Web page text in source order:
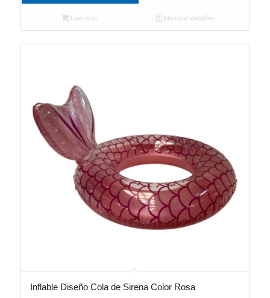
Leer más Mostrar detalles
Inflable Diseño Cola de Sirena Color Rosa